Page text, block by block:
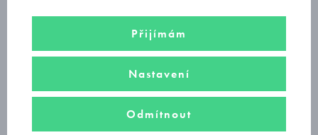
Přijímám
Nastavení
Odmítnout